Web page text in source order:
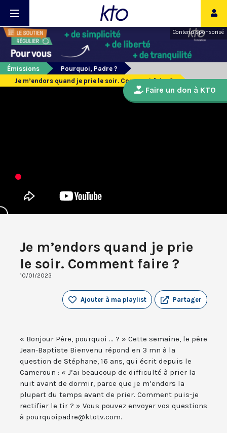
Contenu sponsorisé
Émissions
Pourquoi, Padre ?
Je m’endors quand je prie le soir. Comment faire ?
Je m’endors quand je prie
le soir. Comment faire ?
10/01/2023
Partager
Ajouter à ma playlist
« Bonjour Père, pourquoi ... ? » Cette semaine, le père
Jean-Baptiste Bienvenu répond en 3 mn à la
question de Stéphane, 16 ans, qui écrit depuis le
Cameroun : « J’ai beaucoup de difficulté à prier la
nuit avant de dormir, parce que je m’endors la
plupart du temps avant de prier. Comment puis-je
rectifier le tir ? » Vous pouvez envoyer vos questions
à pourquoipadre@ktotv.com.
Faire un don à KTO